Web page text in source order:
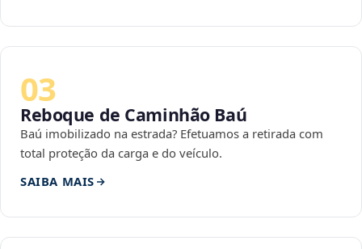
03
Reboque de Caminhão Baú
Baú imobilizado na estrada? Efetuamos a retirada com
total proteção da carga e do veículo.
SAIBA MAIS